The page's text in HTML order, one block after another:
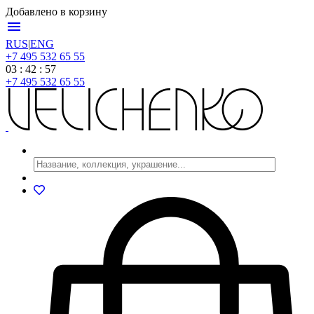
Добавлено в корзину
menu
RUS|ENG
+7 495 532 65 55
03 : 42 : 57
+7 495 532 65 55